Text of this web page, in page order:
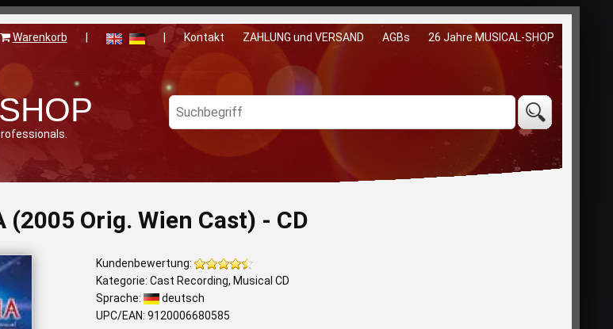
Warenkorb Kontakt ZAHLUNG und VERSAND AGBs 26 Jahre MUSICAL-SHOP
(2005 Orig. Wien Cast) - CD
Kundenbewertung:
Kategorie: Cast Recording, Musical CD
Sprache:
deutsch
UPC/EAN: 9120006680585